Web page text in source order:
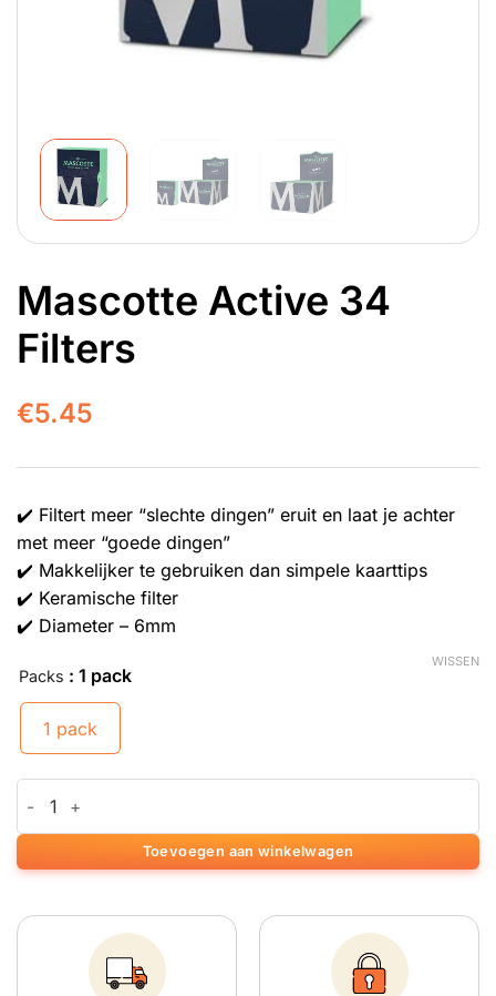
Mascotte Active 34
Filters
€5.45
✔️ Filtert meer “slechte dingen” eruit en laat je achter
met meer “goede dingen”
✔️ Makkelijker te gebruiken dan simpele kaarttips
✔️ Keramische filter
✔️ Diameter – 6mm
Packs : 1 pack
1 pack
WISSEN
Toevoegen aan winkelwagen